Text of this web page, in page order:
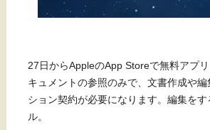
27日からAppleのApp Storeで無料アプ
キュメントの参照のみで、文書作成や
ション契約が必要になります。編集を
ル。